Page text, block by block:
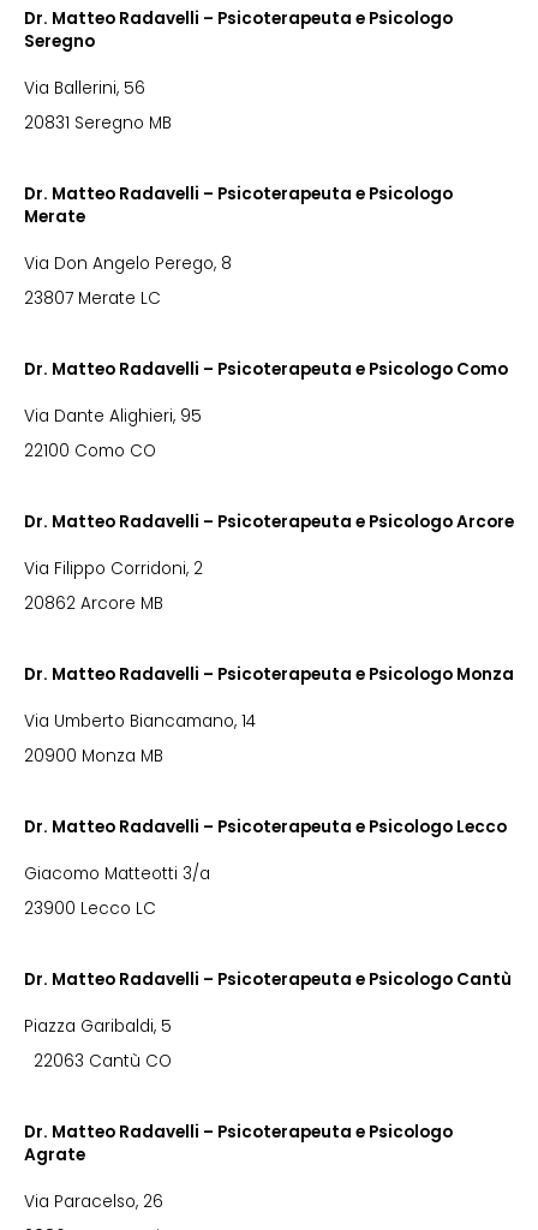
Dr. Matteo Radavelli – Psicoterapeuta e Psicologo
Seregno
Via Ballerini, 56
20831 Seregno MB
Dr. Matteo Radavelli – Psicoterapeuta e Psicologo
Merate
Via Don Angelo Perego, 8
23807 Merate LC
Dr. Matteo Radavelli – Psicoterapeuta e Psicologo Como
Via Dante Alighieri, 95
22100 Como CO
Dr. Matteo Radavelli – Psicoterapeuta e Psicologo Arcore
Via Filippo Corridoni, 2
20862 Arcore MB
Dr. Matteo Radavelli – Psicoterapeuta e Psicologo Monza
Via Umberto Biancamano, 14
20900 Monza MB
Dr. Matteo Radavelli – Psicoterapeuta e Psicologo Lecco
Giacomo Matteotti 3/a
23900 Lecco LC
Dr. Matteo Radavelli – Psicoterapeuta e Psicologo Cantù
Piazza Garibaldi, 5
22063 Cantù CO
Dr. Matteo Radavelli – Psicoterapeuta e Psicologo
Agrate
Via Paracelso, 26